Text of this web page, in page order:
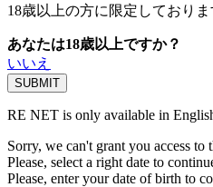
18歳以上の方に限定しておりま
あなたは18歳以上ですか？
いいえ
RE NET is only available in
Sorry, we can't grant you access to
Please, select a right date to
Please, enter your date of birth to